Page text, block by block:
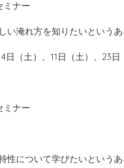
ミナー
い淹れ方を知りたいという
日（土）、11日（土）、23日
ミナー
性について学びたいという